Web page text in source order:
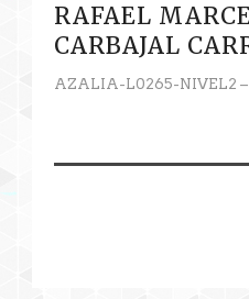
RAFAEL
CARBAJAL
AZALIA-L0265-NIVEL2